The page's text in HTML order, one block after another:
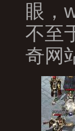
眼，
不至
奇网